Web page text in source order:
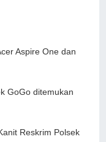
Aspire One dan
GoGo ditemukan
Reskrim Polsek